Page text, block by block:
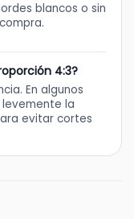
blancos o sin
4:3?
En algunos
la
evitar cortes